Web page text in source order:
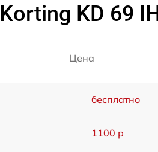
KD 69
Цена
бесплатно
1100 р